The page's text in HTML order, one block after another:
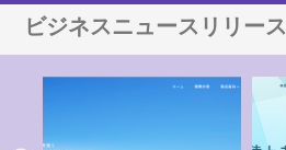
ビジネスニュースリリース